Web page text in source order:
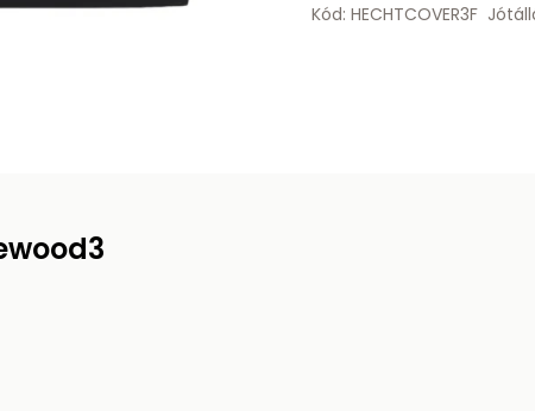
Kód: HECHTCOVER3F